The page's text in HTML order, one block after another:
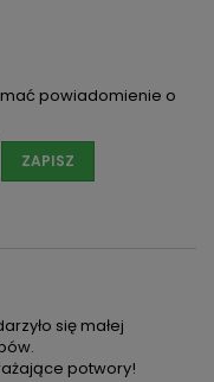
powiadomienie o
ZAPISZ
się małej
potwory!